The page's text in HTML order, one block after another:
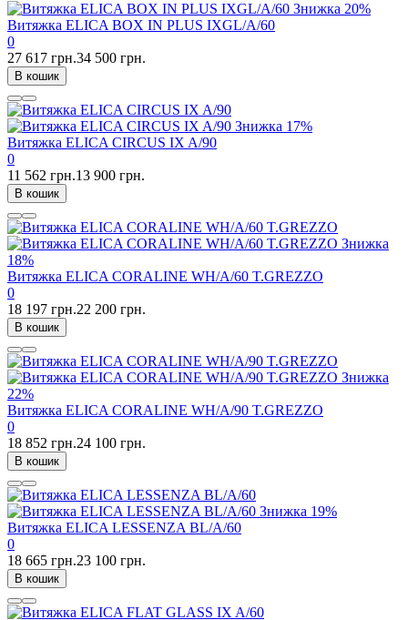
Знижка 20%
Витяжка ELICA BOX IN PLUS IXGL/A/60
0
27 617 грн.34 500 грн.
В кошик
Знижка 17%
Витяжка ELICA CIRCUS IX A/90
0
11 562 грн.13 900 грн.
В кошик
Знижка
18%
Витяжка ELICA CORALINE WH/A/60 T.GREZZO
0
18 197 грн.22 200 грн.
В кошик
Знижка
22%
Витяжка ELICA CORALINE WH/A/90 T.GREZZO
0
18 852 грн.24 100 грн.
В кошик
Знижка 19%
Витяжка ELICA LESSENZA BL/A/60
0
18 665 грн.23 100 грн.
В кошик